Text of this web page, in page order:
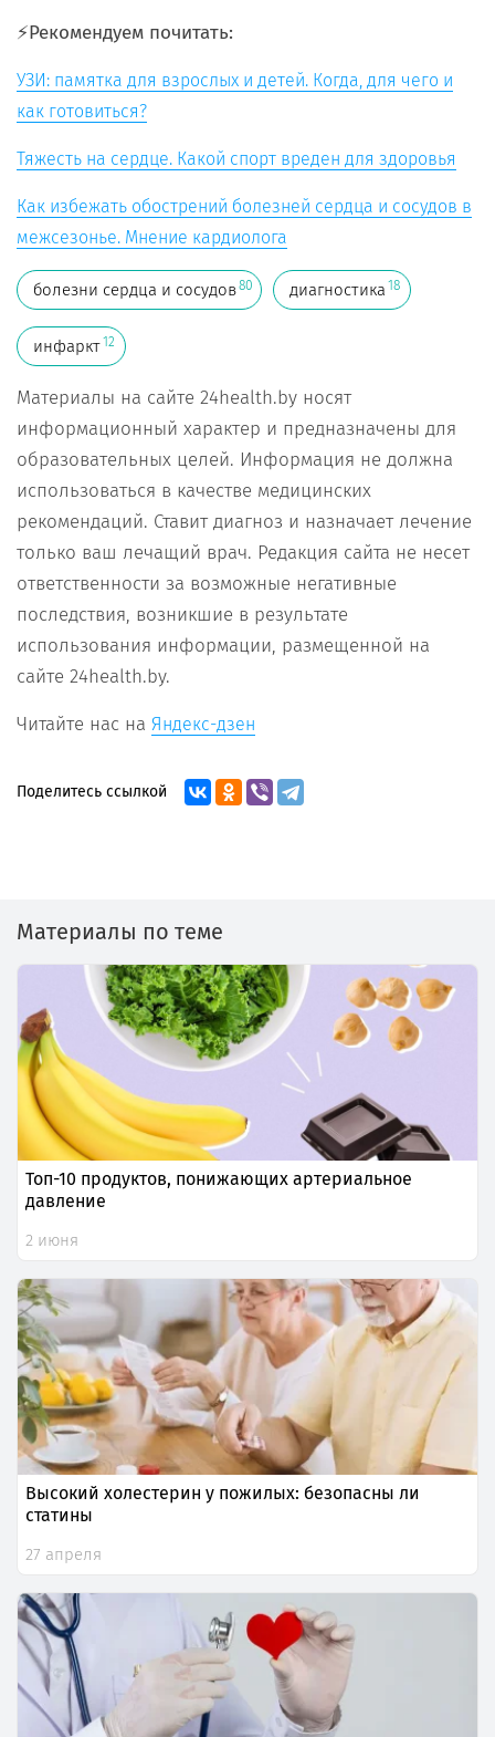
⚡️Рекомендуем почитать:
УЗИ: памятка для взрослых и детей. Когда, для чего и
как готовиться?
Тяжесть на сердце. Какой спорт вреден для здоровья
Как избежать обострений болезней сердца и сосудов в
межсезонье. Мнение кардиолога
болезни сердца и сосудов80 диагностика 18
инфаркт12
Материалы на сайте 24health.by носят
информационный характер и предназначены для
образовательных целей. Информация не должна
использоваться в качестве медицинских
рекомендаций. Ставит диагноз и назначает лечение
только ваш лечащий врач. Редакция сайта не несет
ответственности за возможные негативные
последствия, возникшие в результате
использования информации, размещенной на
сайте 24health.by.
Читайте нас на Яндекс-дзен
Поделитесь ссылкой
Материалы по теме
Топ-10 продуктов, понижающих артериальное
давление
2 июня
Высокий холестерин у пожилых: безопасны ли
статины
27 апреля